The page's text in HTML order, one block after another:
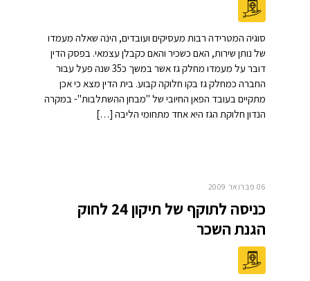
סוגיה המטרידה רבות מעסיקים ועובדים, הינה שאלה מעמדו
של נותן שירות, האם כשכיר והאם כקבלן עצמאי. בפסק הדין
דובר על מעמדו מחלק גז אשר במשך כ35 שנה פעל עבור
החברה כמחלק גז בקו חלוקה קבוע. בית הדין מצא כי אכן
מתקיים בעובד הפאן החיובי של "מבחן ההשתלבות"- במקרה
הנדון חלוקת הגז היא אחד מתחומי הליבה […]
06 פברואר 2009
כניסה לתוקף של תיקון 24 לחוק
הגנת השכר